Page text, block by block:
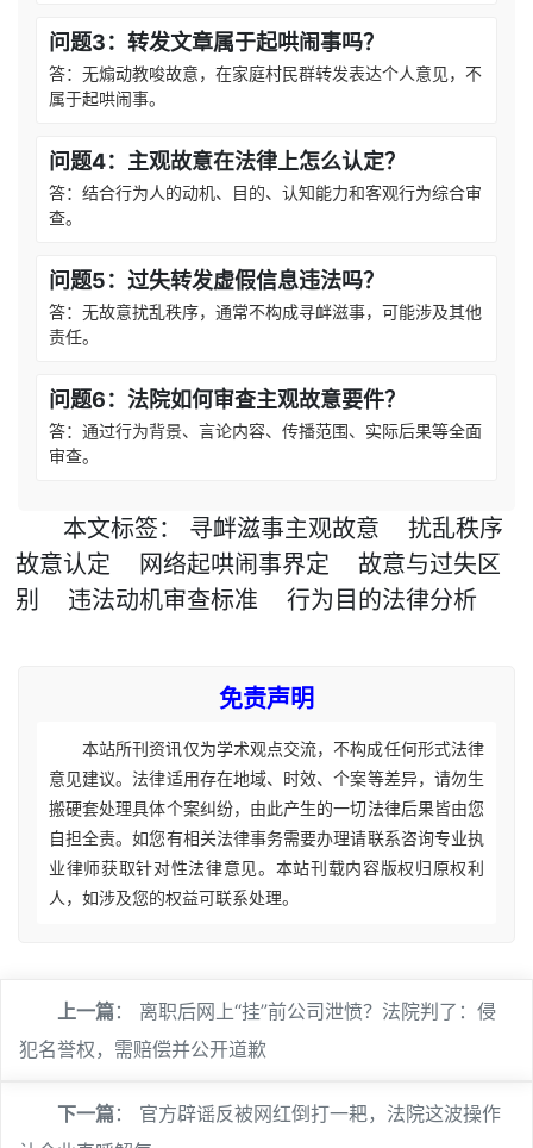
问题3：转发文章属于起哄闹事吗？
答：无煽动教唆故意，在家庭村民群转发表达个人意见，不
属于起哄闹事。
问题4：主观故意在法律上怎么认定？
答：结合行为人的动机、目的、认知能力和客观行为综合审
查。
问题5：过失转发虚假信息违法吗？
答：无故意扰乱秩序，通常不构成寻衅滋事，可能涉及其他
责任。
问题6：法院如何审查主观故意要件？
答：通过行为背景、言论内容、传播范围、实际后果等全面
审查。
本文标签： 寻衅滋事主观故意
扰乱秩序
故意认定
网络起哄闹事界定
故意与过失区
别
违法动机审查标准 行为目的法律分析
免责声明
本站所刊资讯仅为学术观点交流，不构成任何形式法律
意见建议。法律适用存在地域、时效、个案等差异，请勿生
搬硬套处理具体个案纠纷，由此产生的一切法律后果皆由您
自担全责。如您有相关法律事务需要办理请联系咨询专业执
业律师获取针对性法律意见。本站刊载内容版权归原权利
人，如涉及您的权益可联系处理。
上一篇： 离职后网上“挂”前公司泄愤？法院判了：侵
犯名誉权，需赔偿并公开道歉
下一篇： 官方辟谣反被网红倒打一耙，法院这波操作